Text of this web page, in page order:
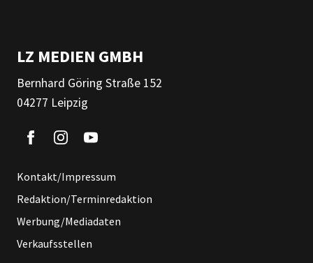
LZ MEDIEN GMBH
Bernhard Göring Straße 152
04277 Leipzig
Kontakt/Impressum
Redaktion/Terminredaktion
Werbung/Mediadaten
Verkaufsstellen